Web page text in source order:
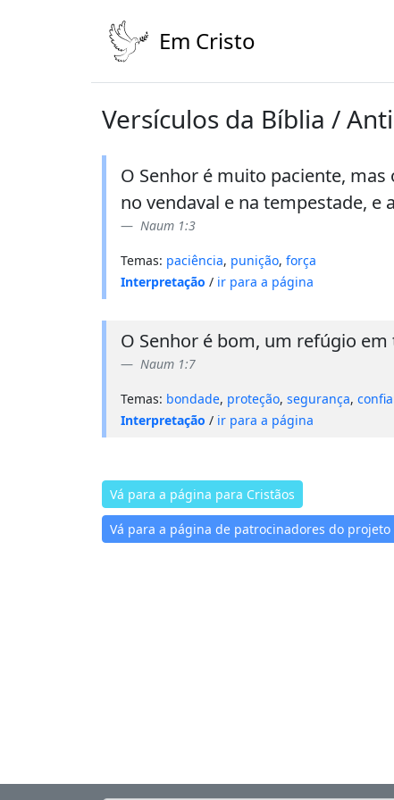
Em Cristo
Versículos da Bíblia /
O Senhor é muito paciente,
no vendaval e na tempestade, e
Naum 1:3
Temas: paciência, punição, força
Interpretação / ir para a página
O Senhor é bom, um refúgio
Naum 1:7
Temas: bondade, proteção, segurança,
Interpretação / ir para a página
Vá para a página para Cristãos
Vá para a página de patrocinadores do projeto